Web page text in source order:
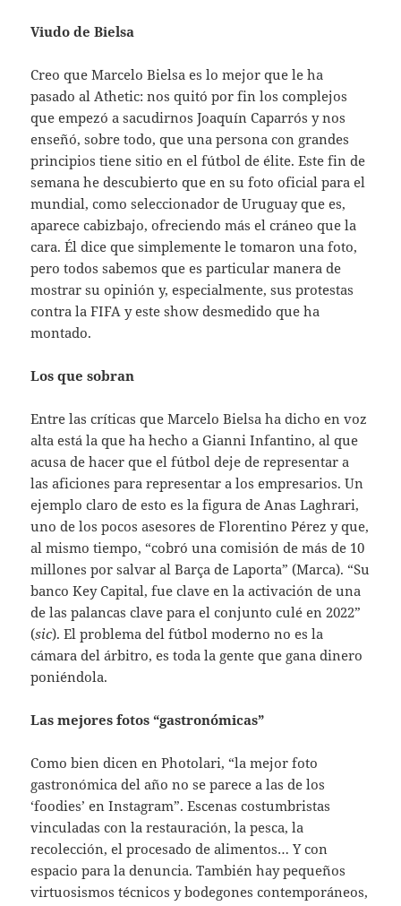
Viudo de Bielsa
Creo que Marcelo Bielsa es lo mejor que le ha
pasado al Athetic: nos quitó por fin los complejos
que empezó a sacudirnos Joaquín Caparrós y nos
enseñó, sobre todo, que una persona con grandes
principios tiene sitio en el fútbol de élite. Este fin de
semana he descubierto que en su foto oficial para el
mundial, como seleccionador de Uruguay que es,
aparece cabizbajo, ofreciendo más el cráneo que la
cara. Él dice que simplemente le tomaron una foto,
pero todos sabemos que es particular manera de
mostrar su opinión y, especialmente, sus protestas
contra la FIFA y este show desmedido que ha
montado.
Los que sobran
Entre las críticas que Marcelo Bielsa ha dicho en voz
alta está la que ha hecho a Gianni Infantino, al que
acusa de hacer que el fútbol deje de representar a
las aficiones para representar a los empresarios. Un
ejemplo claro de esto es la figura de Anas Laghrari,
uno de los pocos asesores de Florentino Pérez y que,
al mismo tiempo, “cobró una comisión de más de 10
millones por salvar al Barça de Laporta” (Marca). “Su
banco Key Capital, fue clave en la activación de una
de las palancas clave para el conjunto culé en 2022”
(sic). El problema del fútbol moderno no es la
cámara del árbitro, es toda la gente que gana dinero
poniéndola.
Las mejores fotos “gastronómicas”
Como bien dicen en Photolari, “la mejor foto
gastronómica del año no se parece a las de los
‘foodies’ en Instagram”. Escenas costumbristas
vinculadas con la restauración, la pesca, la
recolección, el procesado de alimentos… Y con
espacio para la denuncia. También hay pequeños
virtuosismos técnicos y bodegones contemporáneos,